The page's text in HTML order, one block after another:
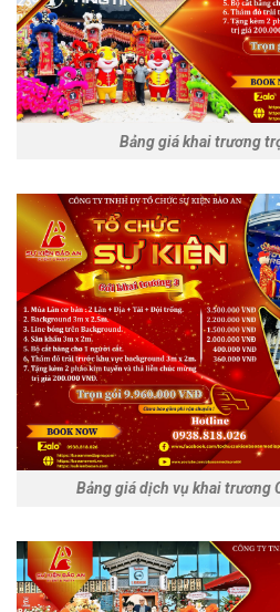
Bảng giá khai trương
Bảng giá dịch vụ khai trương